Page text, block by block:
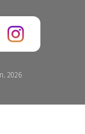
2026